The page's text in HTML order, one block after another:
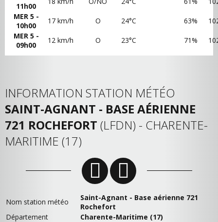
11h00
MER 5 -
10h00
17 km/h O 24°C 63%
MER 5 -
09h00
12 km/h O 23°C 71%
INFORMATION STATION MÉTÉO
SAINT-AGNANT - BASE AÉRIENNE
721 ROCHEFORT (LFDN) - CHARENTE-
MARITIME (17)
Nom station météo
Saint-Agnant - Base aérienne 721
Rochefort
Département
Charente-Maritime (17)